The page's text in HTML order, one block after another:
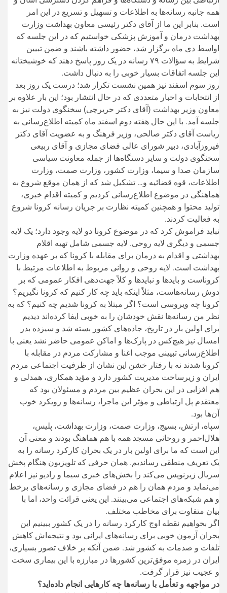
همه جانبه رسانه‌ها به اطلاعات و تسهیل و تسریع در این امر
است. بنابر این ما از آقای دکتر رئیسی معاون بهداشت وزارت
بهداشت درمان و آموزش پزشکی خواستیم که در این جلسه که
اواسط دی ماه برگزار شد، حضور داشته باشند و ضمن تبیین
شرایط به سؤالات ۷۹ رسانه در یک روز پاسخ دهند که خوشبختانه
این جلسه اتفاقات بسیار خوبی را به دنبال داشت.
روز سوم اسفند نیز همین نشست تکرار شد؛ درست یک روز بعد
از انتخابات و اخبار متعددی که در حال انتشار بود؛ این بار علاوه بر
معاون وزیر بهداشت (آقای دکتر حریرچی) سخنگوی دولت نیز به
جلسه آمد. با این حال هفته دوم اسفند ماه کمیته اطلاع‌رسانی به
ریاست آقای دکتر صالحی، وزیر فرهنگ و به عضویت آقای دکتر
فیروز‌آبادی، دبیر شورای عالی فضای مجازی و آقای ربیعی
سخنگوی دولت و سایر دستگاه‌ها از جمله معاونت سیاسی
سازمان صدا و سیما، وزارت کشور، وزارت صمت، وزارت
اطلاعات، قوه قضائیه و… تشکیل شد که از همان موقع شروع به
هماهنگی در موضوع اطلاع‌رسانی کردیم و کمیته اقدام خبری،
تولید محتوا و همچنین کمیته نظارت بر جریان رسانه کرونا شروع
به فعالیت کردند.
نباید فراموش کرد که در موضوع کرونا دو لایه وجود دارد؛ یک لایه
جسمی و دیگری لایه روحی. لایه جسمی شامل تهیه اقلام
بهداشتی و اقدام به درمان برای مقابله با کرونا که بر عهده وزارت
بهداشت است. لایه روحی و روانی مربوط به اطلاعات مرتبط با
کروناست و باید‌ها و نباید‌ها و کلاً جهت‌دهی افکار عمومی که بر
دوش رسانه‌هاست، مثلاً اینکه باید چه کار کنیم که کرونا نگیریم؟
کرونا چه ویروسی است؟ اگر مبتلا به کرونا شدیم چه کنیم؟ که به
نظر من رسانه‌ها نقش خودشان را به خوبی ایفا کرده‌اند دیدیم
برای اولین بار در تاریخ، جاده‌های کشور بسته شد و سیزده بدر
امسال نیز هیچ‌کس در پارک‌ها و اماکن عمومی حاضر نشد یعنی با
اطلاع‌رسانی تبیینی موجب اغنا و مشارکت مردم در مقابله با
کرونا شدند نه با رفتار خشن این نشان از ظرفیت اجتماعی مردم
ایران و زیرساخت مدیریت کشور دارد و مؤید همکاری، همدلی و
هم افزایی در این بحران عظیم بین مردم و مسئولان بود که
معتقدم پل ارتباطی و مؤثر این ماجرا، رسانه‌ها و رویکرد خوب
آن‌ها بود.
سپاه، ارتش، بسیج، وزارت صمت، وزارت بهداشت، پلیس،
هلال‌احمر و روحانی مسجد همه با هم هماهنگ بودند و معنی آن
این است که ما برای اولین بار در یک بحران کارکرد رسانه را به
یک تعریف منطقی رساندیم. همان حرفی که تلویزیون هنگام پخش
سریال زیرنویس می‌کند را بخش‌های خبری سیما و رادیو نیز اعلام
می‌نماید و مردم همان را هم در فضای مجازی و رسانه‌های برخط
و هم شبکه‌های اجتماعی می‌بینند. این یعنی قرائت واحد، اما با
بیان متفاوت برای مخاطب مختلف.
اگر بخواهیم نقطه اوج کارکرد رسانه را در یک کشور ببینیم این
بحران آزمون خوبی برای رسانه‌های ایرانی بود و نتیجه‌اش کاهش
تلفات و صدمات به کشور شد. ضمن آنکه بر خلاف تصور بسیاری،
ایران در زمره موفق‌ترین کشور‌ها در مبارزه با این بیماری سخت
و عجیب نیز قرار گرفت.
در مواجهه و تعأمل با رسانه‌ها چه کار‌هایی انجام داده‌اید؟